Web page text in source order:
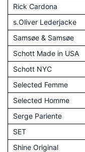
Rick Cardona
s.Oliver Lederjacke
Samsøe & Samsøe
Schott Made in USA
Schott NYC
Selected Femme
Selected Homme
Serge Pariente
SET
Shine Original